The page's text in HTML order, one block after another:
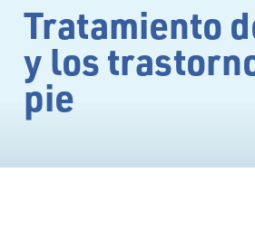
Tratamiento
y los
pie